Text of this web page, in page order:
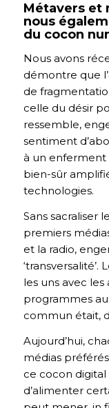
Métavers et
nous
du cocon
Nous avons
démontre que
de
celle du désir
ressemble,
sentiment
à un enferment
bien-sûr
technologies.
Sans sacraliser
premiers
et la radio,
les uns avec
programmes
commun était,
Aujourd’hui,
médias
ce cocon
d’alimenter